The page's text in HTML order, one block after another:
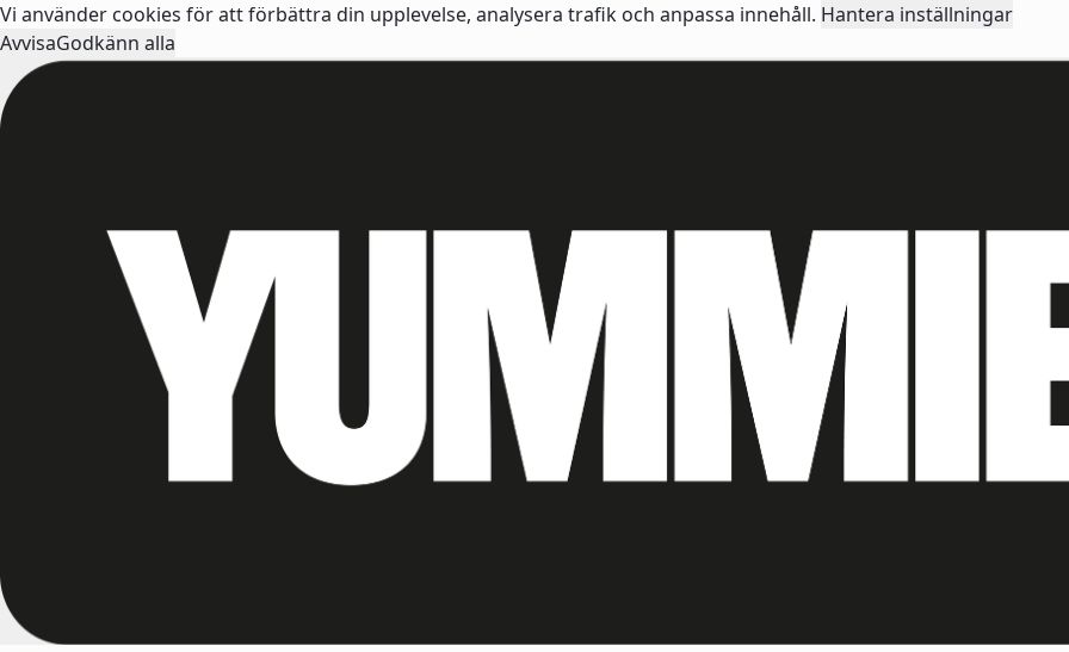
Vi använder cookies för att förbättra din upplevelse, analysera trafik och anpassa innehåll. Hantera inställningar
AvvisaGodkänn alla